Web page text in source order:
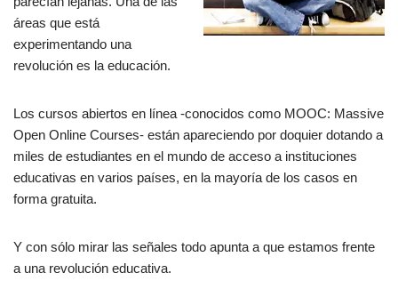
k
áreas que está
experimentando una
revolución es la educación.
Los cursos abiertos en línea -conocidos como MOOC: Massive
Open Online Courses- están apareciendo por doquier dotando a
miles de estudiantes en el mundo de acceso a instituciones
educativas en varios países, en la mayoría de los casos en
forma gratuita.
Y con sólo mirar las señales todo apunta a que estamos frente
a una revolución educativa.